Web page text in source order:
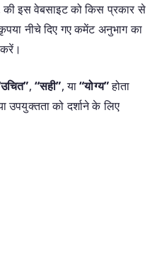
इस वेबसाइट को किस प्रकार से
नीचे दिए गए कमेंट अनुभाग का
, “सही”, या“योग्य”होता
को दर्शाने के लिए